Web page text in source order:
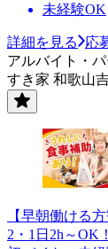
未経験OK
詳細を見る
応
アルバイト・パ
すき家 和歌山
【早朝働ける
2・1日2h～OK